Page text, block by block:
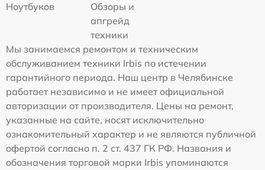
Ноутбуков
Обзоры и
апгрейд
техники
Мы занимаемся ремонтом и техническим
обслуживанием техники Irbis по истечении
гарантийного периода. Наш центр в Челябинске
работает независимо и не имеет официальной
авторизации от производителя. Цены на ремонт,
указанные на сайте, носят исключительно
ознакомительный характер и не являются публичной
офертой согласно п. 2 ст. 437 ГК РФ. Названия и
обозначения торговой марки Irbis упоминаются